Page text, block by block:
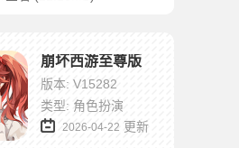
崩坏西游至尊版
版本: V15282
类型: 角色扮演
2026-04-22 更新